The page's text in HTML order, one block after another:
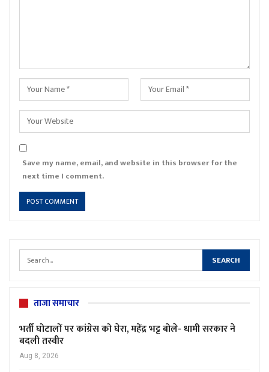
Save my name, email, and website in this browser for the
next time I comment.
ताजा समाचार
भर्ती घोटालों पर कांग्रेस को घेरा, महेंद्र भट्ट बोले- धामी सरकार ने
बदली तस्वीर
Aug 8, 2026